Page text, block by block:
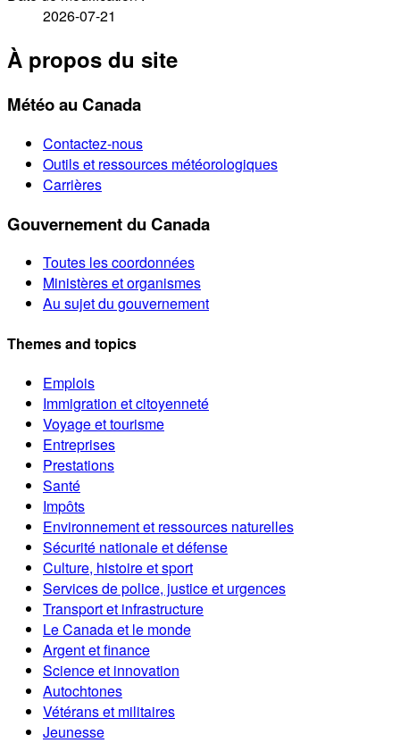
2026-07-21
À propos du site
Météo au Canada
Contactez-nous
Outils et ressources météorologiques
Carrières
Gouvernement du Canada
Toutes les coordonnées
Ministères et organismes
Au sujet du gouvernement
Themes and topics
Emplois
Immigration et citoyenneté
Voyage et tourisme
Entreprises
Prestations
Santé
Impôts
Environnement et ressources naturelles
Sécurité nationale et défense
Culture, histoire et sport
Services de police, justice et urgences
Transport et infrastructure
Le Canada et le monde
Argent et finance
Science et innovation
Autochtones
Vétérans et militaires
Jeunesse